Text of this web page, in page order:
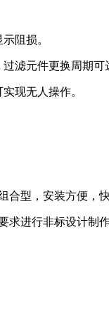
阻损。
滤元件更换周期可
现无人操作。
合型，安装方便，快
求进行非标设计制